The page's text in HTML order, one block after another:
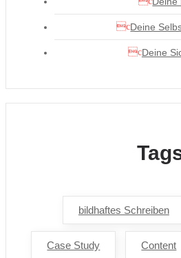
Deine
Deine
bildhaftes Schreiben
Case Study Content